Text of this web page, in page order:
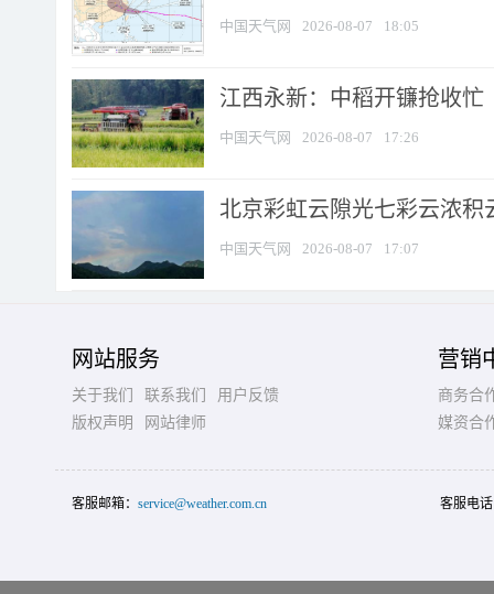
中国天气网 2026-08-07 18:05
江西永新：中稻开镰抢收忙
中国天气网 2026-08-07 17:26
北京彩虹云隙光七彩云浓积
中国天气网 2026-08-07 17:07
网站服务
关于我们 联系我们
用户反馈
版权声明
网站律师
营销
商务合
媒资合
客服邮箱： service@weather.com.cn 客服电